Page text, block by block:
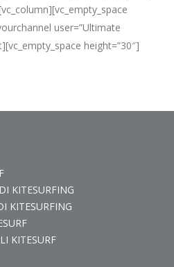
user=”Ultimate
height=”30″]
KITESURFING
KITESURFING
KITESURF